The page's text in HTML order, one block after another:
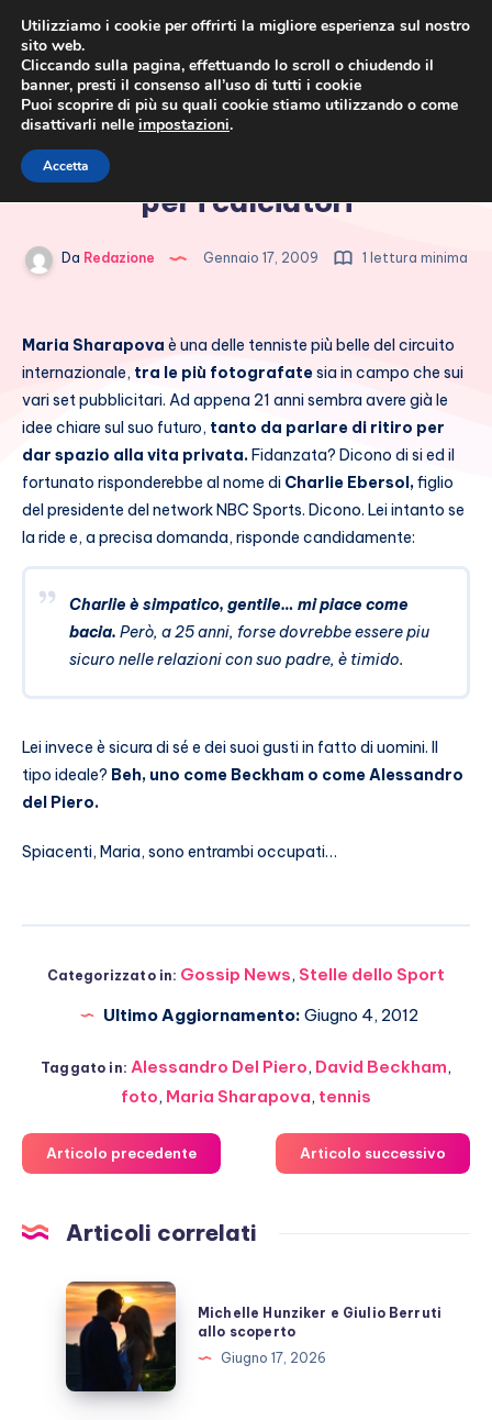
Maria Sharapova ha un debole
per i calciatori
Da Redazione Gennaio 17, 2009 1 lettura minima
Maria Sharapova è una delle tenniste più belle del circuito
internazionale, tra le più fotografatesia in campo che sui
vari set pubblicitari. Ad appena 21 anni sembra avere già le
idee chiare sul suo futuro, tanto da parlare di ritiro per
dar spazio alla vita privata.Fidanzata? Dicono di si ed il
fortunato risponderebbe al nome di Charlie Ebersol,figlio
del presidente del network NBC Sports. Dicono. Lei intanto se
la ride e, a precisa domanda, risponde candidamente:
Charlie è simpatico, gentile… mi piace come
bacia. Però, a 25 anni, forse dovrebbe essere piu
sicuro nelle relazioni con suo padre, è timido.
Lei invece è sicura di sé e dei suoi gusti in fatto di uomini. Il
tipo ideale? Beh, uno come Beckham o come Alessandro
del Piero.
Spiacenti, Maria, sono entrambi occupati…
Categorizzato in: Gossip News, Stelle dello Sport
Ultimo Aggiornamento: Giugno 4, 2012
Taggato in: Alessandro Del Piero, David Beckham,
foto, Maria Sharapova, tennis
Articolo precedente Articolo successivo
Articoli correlati
Michelle
Hunziker
e
Berruti
Michelle Hunziker e Giulio Berruti
allo scoperto
Giugno 17, 2026
Utilizziamo i cookie per offrirti la migliore esperienza sul nostro
sito web.
Cliccando sulla pagina, effettuando lo scroll o chiudendo il
banner, presti il consenso all’uso di tutti i cookie
Puoi scoprire di più su quali cookie stiamo utilizzando o come
disattivarli nelle impostazioni.
Accetta